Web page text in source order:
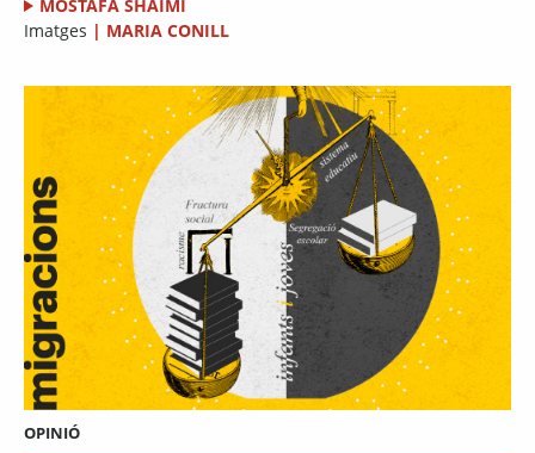
MOSTAFÀ SHAIMI
Imatges | MARIA CONILL
OPINIÓ